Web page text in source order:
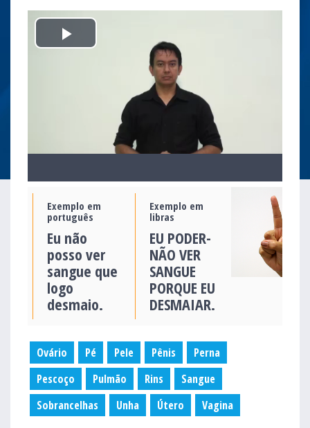
Play
Exemplo em
português
Eu não
posso ver
sangue que
logo
desmaio.
Exemplo em
libras
EU PODER-
NÃO VER
SANGUE
PORQUE EU
DESMAIAR.
Ovário Pé Pele Pênis
Perna
Pescoço
Pulmão Rins
Sangue
Sobrancelhas
Unha Útero Vagina